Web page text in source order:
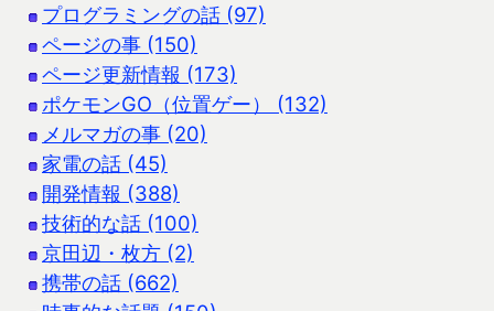
プログラミングの話 (97)
ページの事 (150)
ページ更新情報 (173)
ポケモンGO（位置ゲー） (132)
メルマガの事 (20)
家電の話 (45)
開発情報 (388)
技術的な話 (100)
京田辺・枚方 (2)
携帯の話 (662)